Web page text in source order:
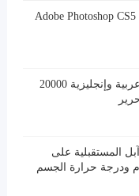
تحميل برنامج فوتوشوب Adobe Photoshop CS5
تحميل مجموعة خطوط عربية وإنجليزية 20000
المستقبلية على
ودرجة حرارة الجسم